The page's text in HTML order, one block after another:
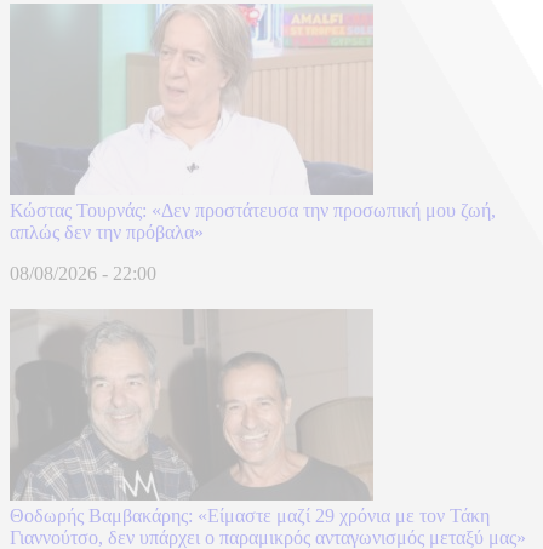
Κώστας Τουρνάς: «Δεν προστάτευσα την προσωπική μου ζωή,
απλώς δεν την πρόβαλα»
08/08/2026 - 22:00
Θοδωρής Βαμβακάρης: «Είμαστε μαζί 29 χρόνια με τον Τάκη
Γιαννούτσο, δεν υπάρχει ο παραμικρός ανταγωνισμός μεταξύ μας»